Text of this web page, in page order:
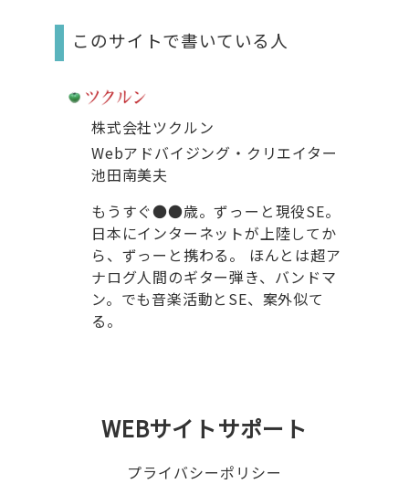
このサイトで書いている人
株式会社ツクルン
Webアドバイジング・クリエイター
池田南美夫
もうすぐ●●歳。ずっーと現役SE。
日本にインターネットが上陸してか
ら、ずっーと携わる。 ほんとは超ア
ナログ人間のギター弾き、バンドマ
ン。でも音楽活動とSE、案外似て
る。
WEBサイトサポート
プライバシーポリシー